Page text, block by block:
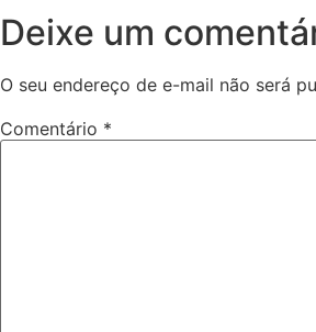
Deixe um
O seu endereço de e-mail não será
Comentário *